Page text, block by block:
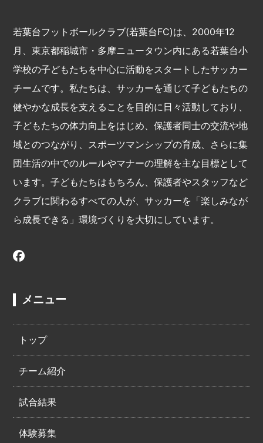
若葉台フットボールクラブ(若葉台FC)は、2000年12
月、東京都稲城市・多摩ニュータウン内にある若葉台小
学校の子どもたちを中心に活動をスタートしたサッカー
チームです。私たちは、サッカーを通じて子どもたちの
健やかな成長を支えることを目的に日々活動しており、
子どもたちの体力向上をはじめ、保護者同士の交流や地
域とのつながり、スポーツマンシップの育成、さらに集
団生活の中でのルールやマナーの理解を主な目標として
います。子どもたちはもちろん、保護者やスタッフなど
クラブに関わるすべての人が、サッカーを「楽しみなが
ら成長できる」環境づくりを大切にしています。
メニュー
トップ
チーム紹介
試合結果
体験募集